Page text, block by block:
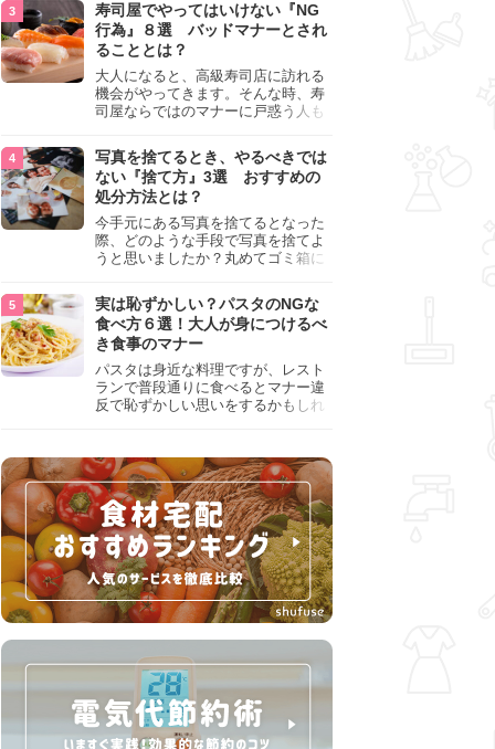
しています。よく選ばれる人の特徴
や、英語が苦手でも焦らない対処
法、自分を守るための注意点を詳し
く解説します。
寿司屋でやってはいけない『NG
行為』８選 バッドマナーとされ
ることとは？
大人になると、高級寿司店に訪れる
機会がやってきます。そんな時、寿
司屋ならではのマナーに戸惑う人も
らためて寿司屋でやってはいけない
『NG行為』をチェックしましょう。
写真を捨てるとき、やるべきでは
ない『捨て方』3選 おすすめの
処分方法とは？
今手元にある写真を捨てるとなった
際、どのような手段で写真を捨てよ
うと思いましたか？丸めてゴミ箱に
真は個人情報が詰まっているので、
ただ丸めただけの状態で捨ててしま
うのは危険です。写真にすべきでは
ない捨て方をまとめているので、ぜ
ひチェックしておきましょう。
実は恥ずかしい？パスタのNGな
食べ方６選！大人が身につけるべ
き食事のマナー
パスタは身近な料理ですが、レスト
ランで普段通りに食べるとマナー違
反で恥ずかしい思いをするかもしれ
して、正しい食べ方を確認しましょ
う。大人の嗜みとして知っておきた
い新常識を解説します。